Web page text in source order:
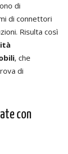
di
di connettori
Risulta così
, che
di
con